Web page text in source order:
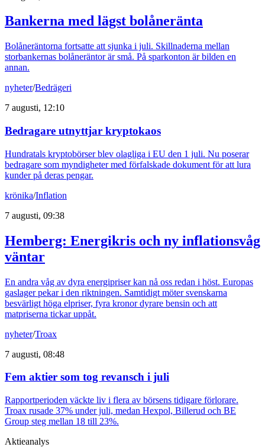
Bankerna med lägst bolåneränta
Bolåneräntorna fortsatte att sjunka i juli. Skillnaderna mellan
storbankernas bolåneräntor är små. På sparkonton är bilden en
annan.
nyheter/Bedrägeri
7 augusti, 12:10
Bedragare utnyttjar kryptokaos
Hundratals kryptobörser blev olagliga i EU den 1 juli. Nu poserar
bedragare som myndigheter med förfalskade dokument för att lura
kunder på deras pengar.
krönika/Inflation
7 augusti, 09:38
Hemberg: Energikris och ny inflationsvåg
väntar
En andra våg av dyra energipriser kan nå oss redan i höst. Europas
gaslager pekar i den riktningen. Samtidigt möter svenskarna
besvärligt höga elpriser, fyra kronor dyrare bensin och att
matpriserna tickar uppåt.
nyheter/Troax
7 augusti, 08:48
Fem aktier som tog revansch i juli
Rapportperioden väckte liv i flera av börsens tidigare förlorare.
Troax rusade 37% under juli, medan Hexpol, Billerud och BE
Group steg mellan 18 till 23%.
Aktieanalys